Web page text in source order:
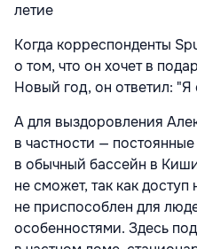
летие
Когда корреспонденты
о том, что он хочет в
Новый год, он ответил: "Я
А для выздоровления
в частности —
в обычный бассейн в
не сможет, так как
не приспособлен для
особенностями. Здесь